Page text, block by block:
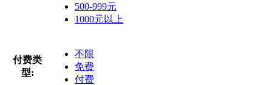
500-999元
1000元以上
付费类
型:
不限
免费
付费